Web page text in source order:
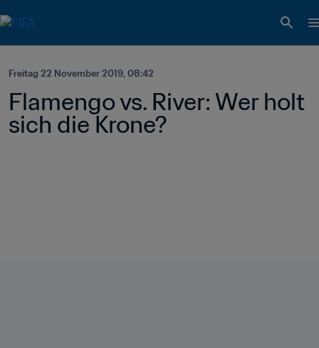
Freitag 22 November 2019, 08:42
Flamengo vs. River: Wer holt
sich die Krone?